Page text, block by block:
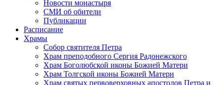
Новости монастыря
СМИ об обители
Публикации
Расписание
Храмы
Собор святителя Петра
Храм преподобного Сергия Радонежского
Храм Боголюбской иконы Божией Матери
Храм Толгской иконы Божией Матери
Храм святых первоверховных апостолов Петра и